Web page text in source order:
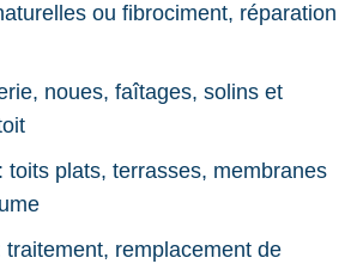
ou fibrociment, réparation
noues, faîtages, solins et
: toits plats, terrasses, membranes
traitement, remplacement de